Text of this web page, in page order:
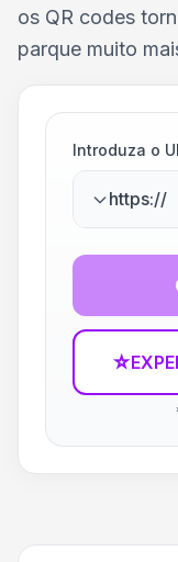
os QR codes
parque muito
Introduza o
https://
☆